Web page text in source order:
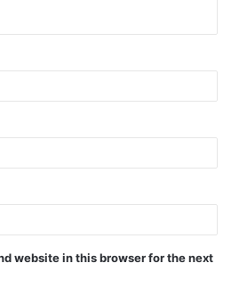
website in this browser for the next